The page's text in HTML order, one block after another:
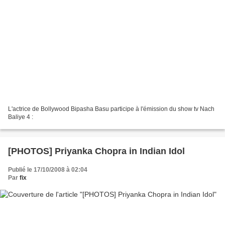
L'actrice de Bollywood Bipasha Basu participe à l'émission du show tv Nach
Baliye 4 :
[PHOTOS] Priyanka Chopra in Indian Idol
Publié le 17/10/2008 à 02:04
Par fix